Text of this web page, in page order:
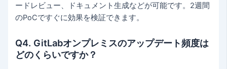
ードレビュー、ドキュメント生成などが可能です。2週間
のPoCですぐに効果を検証できます。
Q4. GitLabオンプレミスのアップデート頻度は
どのくらいですか？